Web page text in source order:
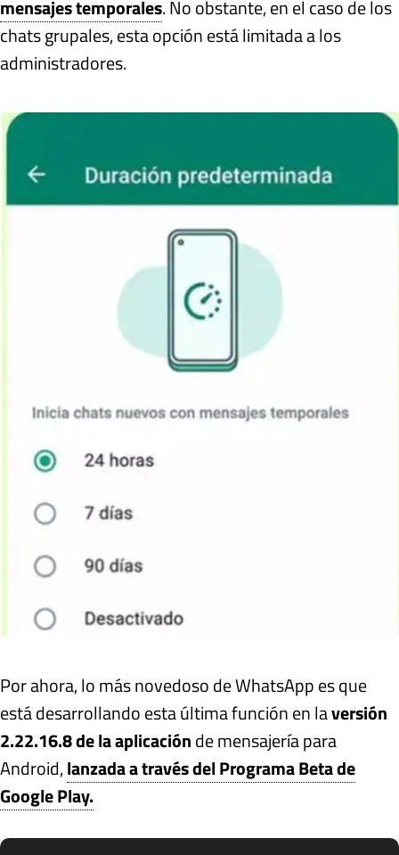
mensajes temporales. No obstante, en el caso de los
chats grupales, esta opción está limitada a los
administradores.
Por ahora, lo más novedoso de WhatsApp es que
está desarrollando esta última función en laversión
2.22.16.8 de la aplicaciónde mensajería para
Android,lanzada a través del Programa Beta de
Google Play.